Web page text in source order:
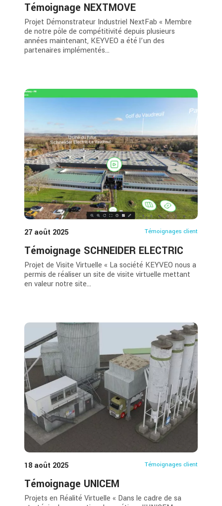
Témoignage NEXTMOVE
Projet Démonstrateur Industriel NextFab « Membre
de notre pôle de compétitivité depuis plusieurs
années maintenant, KEYVEO a été l’un des
partenaires implémentés...
27 août 2025 Témoignages client
Témoignage SCHNEIDER ELECTRIC
Projet de Visite Virtuelle « La société KEYVEO nous a
permis de réaliser un site de visite virtuelle mettant
en valeur notre site...
18 août 2025 Témoignages client
Témoignage UNICEM
Projets en Réalité Virtuelle « Dans le cadre de sa